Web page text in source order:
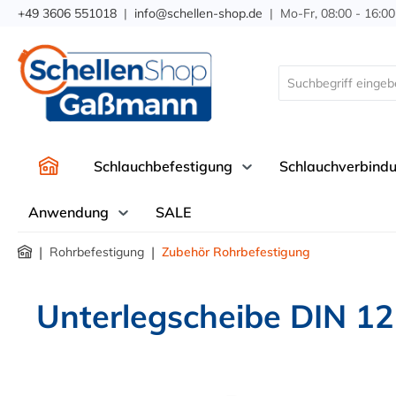
Zur Hauptnavigation springen
+49 3606 551018 | info@schellen-shop.de | Mo-Fr, 08:00 -
Schlauchbefestigung
Anwendung SALE
| Rohrbefestigung | Zubehör Rohrbefestigung
Unterlegscheibe DIN